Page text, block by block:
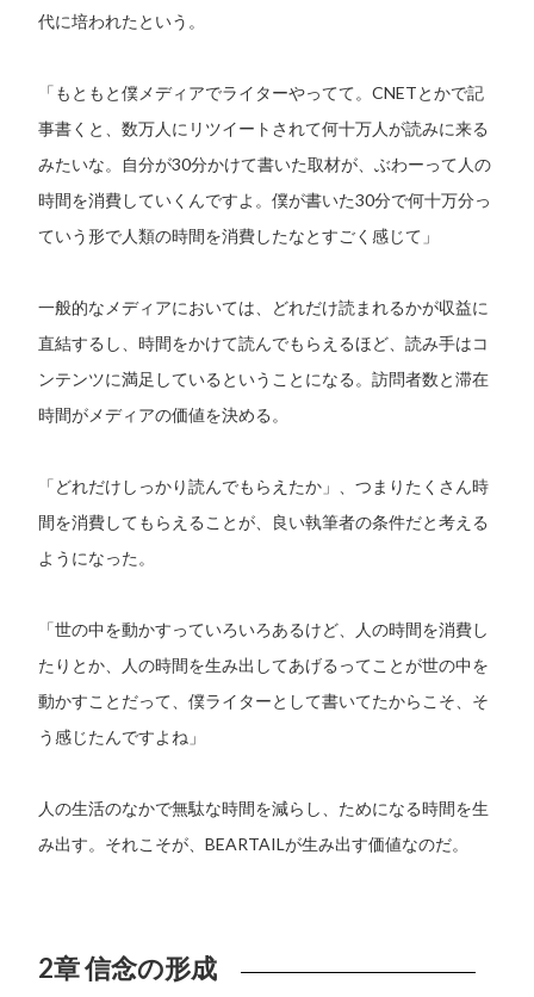
代に培われたという。
「もともと僕メディアでライターやってて。CNETとかで記
事書くと、数万人にリツイートされて何十万人が読みに来る
みたいな。自分が30分かけて書いた取材が、ぶわーって人の
時間を消費していくんですよ。僕が書いた30分で何十万分っ
ていう形で人類の時間を消費したなとすごく感じて」
一般的なメディアにおいては、どれだけ読まれるかが収益に
直結するし、時間をかけて読んでもらえるほど、読み手はコ
ンテンツに満足しているということになる。訪問者数と滞在
時間がメディアの価値を決める。
「どれだけしっかり読んでもらえたか」、つまりたくさん時
間を消費してもらえることが、良い執筆者の条件だと考える
ようになった。
「世の中を動かすっていろいろあるけど、人の時間を消費し
たりとか、人の時間を生み出してあげるってことが世の中を
動かすことだって、僕ライターとして書いてたからこそ、そ
う感じたんですよね」
人の生活のなかで無駄な時間を減らし、ためになる時間を生
み出す。それこそが、BEARTAILが生み出す価値なのだ。
2章 信念の形成